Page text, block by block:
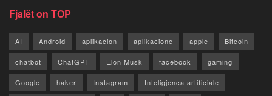
Fjalët on TOP
AI Android aplikacion aplikacione apple Bitcoin
chatbot ChatGPT Elon Musk facebook gaming
Google haker Instagram Inteligjenca artificiale